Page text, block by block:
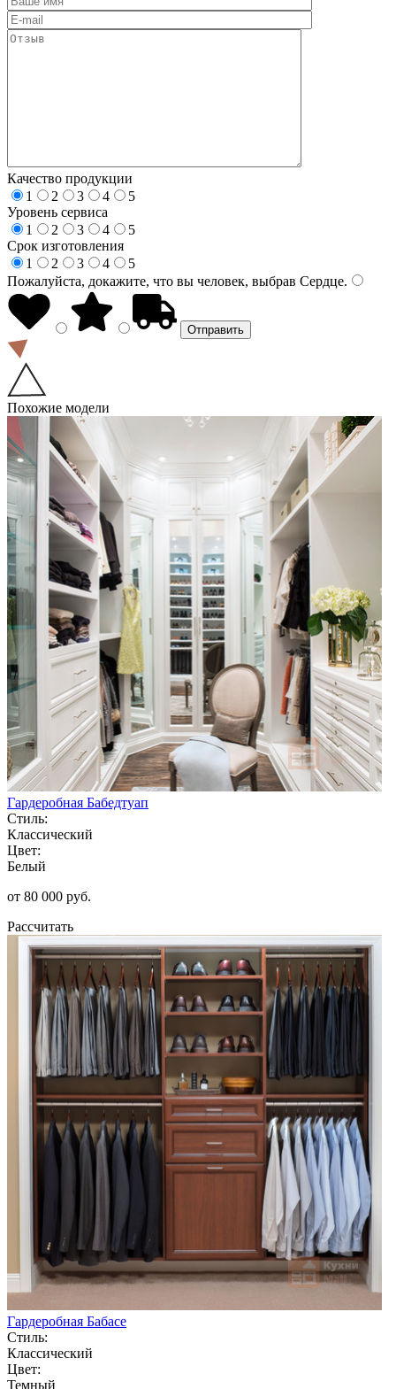
Качество продукции
1
2 3 4
5
Уровень сервиса
1
2 3 4
5
Срок изготовления
1
2 3 4
5
Пожалуйста, докажите, что вы человек, выбрав Сердце.
Похожие модели
Гардеробная Бабедтуап
Стиль:
Классический
Цвет:
Белый
от 80 000 руб.
Рассчитать
Гардеробная Бабасе
Стиль:
Классический
Цвет:
Темный